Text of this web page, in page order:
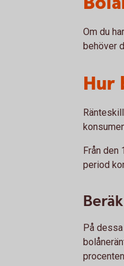
Om du
behöver
Hur
Från den
period
På